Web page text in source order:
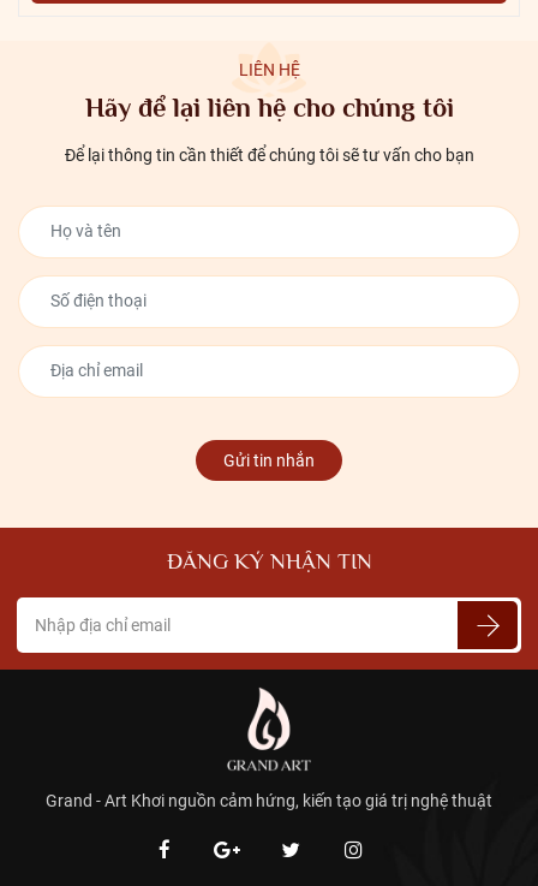
LIÊN HỆ
Hãy để lại liên hệ cho chúng tôi
Để lại thông tin cần thiết để chúng tôi sẽ tư vấn cho bạn
Gửi tin nhắn
ĐĂNG KÝ NHẬN TIN
Grand - Art Khơi nguồn cảm hứng, kiến tạo giá trị nghệ thuật